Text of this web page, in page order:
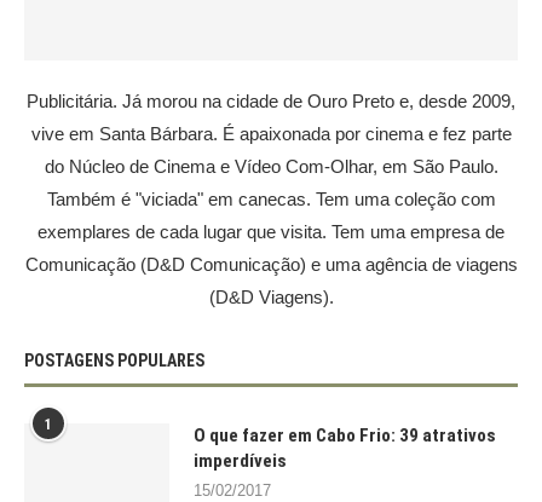
Publicitária. Já morou na cidade de Ouro Preto e, desde 2009,
vive em Santa Bárbara. É apaixonada por cinema e fez parte
do Núcleo de Cinema e Vídeo Com-Olhar, em São Paulo.
Também é "viciada" em canecas. Tem uma coleção com
exemplares de cada lugar que visita. Tem uma empresa de
Comunicação (D&D Comunicação) e uma agência de viagens
(D&D Viagens).
POSTAGENS POPULARES
1
O que fazer em Cabo Frio: 39 atrativos
imperdíveis
15/02/2017